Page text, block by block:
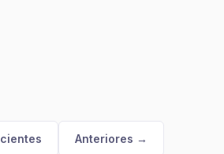
Anteriores →